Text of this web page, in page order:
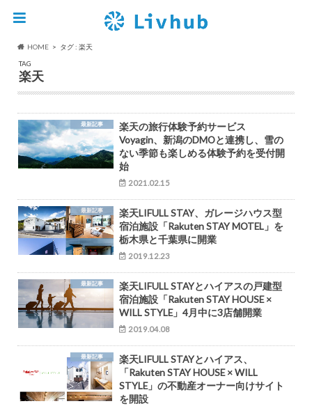
HOME
タグ : 楽天
TAG
楽天
最新記事
楽天の旅行体験予約サービス
Voyagin、新潟のDMOと連携し、雪の
ない季節も楽しめる体験予約を受付開
始
2021.02.15
最新記事
楽天LIFULL STAY、ガレージハウス型
宿泊施設「Rakuten STAY MOTEL」を
栃木県と千葉県に開業
2019.12.23
最新記事
楽天LIFULL STAYとハイアスの戸建型
宿泊施設「Rakuten STAY HOUSE ×
WILL STYLE」4月中に3店舗開業
2019.04.08
最新記事
楽天LIFULL STAYとハイアス、
「Rakuten STAY HOUSE × WILL
STYLE」の不動産オーナー向けサイト
を開設